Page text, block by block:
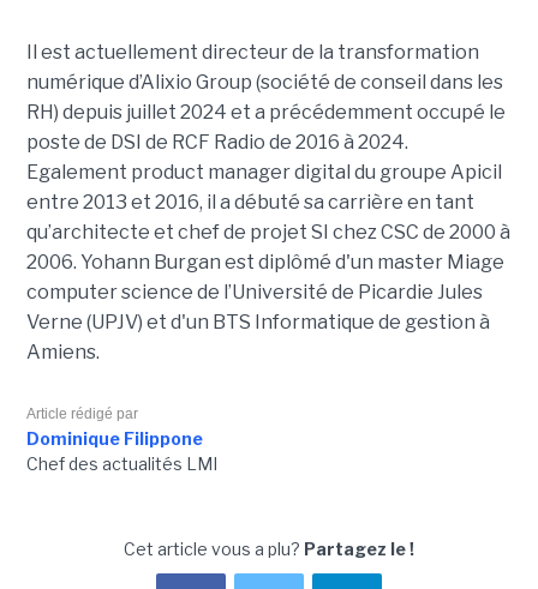
Il est actuellement directeur de la transformation
numérique d’Alixio Group (société de conseil dans les
RH) depuis juillet 2024 et a précédemment occupé le
poste de DSI de RCF Radio de 2016 à 2024.
Egalement product manager digital du groupe Apicil
entre 2013 et 2016, il a débuté sa carrière en tant
qu’architecte et chef de projet SI chez CSC de 2000 à
2006. Yohann Burgan est diplômé d'un master Miage
computer science de l’Université de Picardie Jules
Verne (UPJV) et d'un BTS Informatique de gestion à
Amiens.
Article rédigé par
Dominique Filippone
Chef des actualités LMI
Cet article vous a plu? Partagez le !